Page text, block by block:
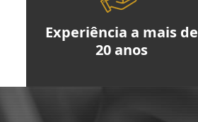
Experiência a mais de
20 anos